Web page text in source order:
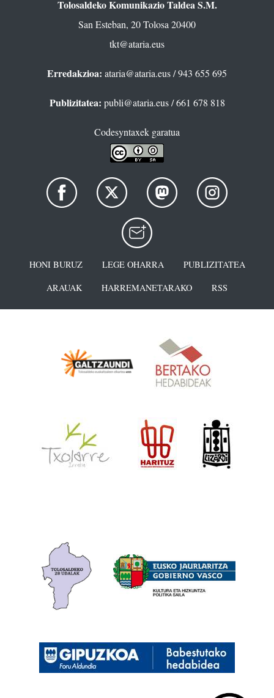
Tolosaldeko Komunikazio Taldea S.M.
San Esteban, 20 Tolosa 20400
tkt@ataria.eus
Erredakzioa: ataria@ataria.eus/ 943 655 695
Publizitatea: publi@ataria.eus/ 661 678 818
Codesyntaxek garatua
HONI BURUZ LEGE OHARRA
PUBLIZITATEA
ARAUAK
HARREMANETARAKO RSS